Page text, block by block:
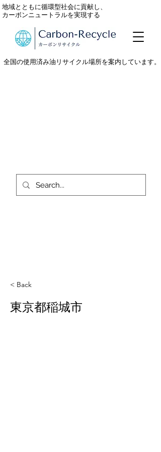
全国の使用済み油リサイクル場所を案内しています。
地域とともに循環型社会に貢献し、
カーボンニュートラルを実現する
< Back
東京都稲城市